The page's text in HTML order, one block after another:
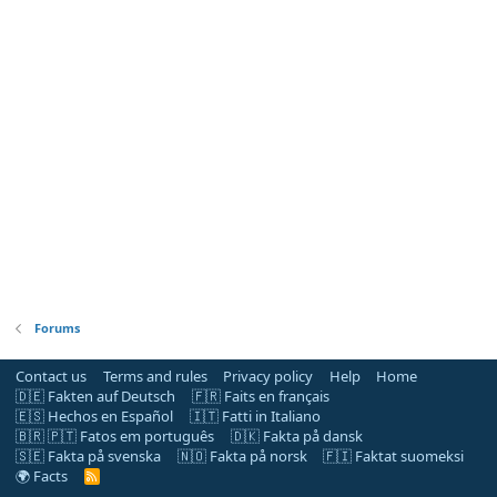
Forums
Contact us Terms and rules Privacy policy Help
Home
🇩🇪 Fakten auf Deutsch
🇫🇷 Faits en français
🇪🇸 Hechos en Español
🇮🇹 Fatti in Italiano
🇧🇷 🇵🇹 Fatos em português
🇩🇰 Fakta på dansk
🇸🇪 Fakta på svenska
🇳🇴 Fakta på norsk
🇫🇮 Faktat suomeksi
🌍 Facts
R